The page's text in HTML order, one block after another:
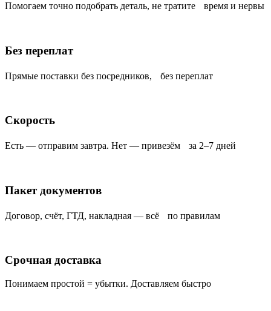
Помогаем точно подобрать деталь, не тратите время и нервы
Без переплат
Прямые поставки без посредников, без переплат
Скорость
Есть — отправим завтра. Нет — привезём за 2–7 дней
Пакет документов
Договор, счёт, ГТД, накладная — всё по правилам
Срочная доставка
Понимаем простой = убытки. Доставляем быстро